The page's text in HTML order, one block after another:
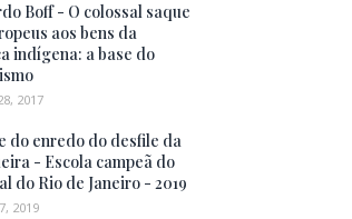
Boff - O colossal saque
aos bens da
indígena: a base do
2017
do enredo do desfile da
- Escola campeã do
do Rio de Janeiro - 2019
2019